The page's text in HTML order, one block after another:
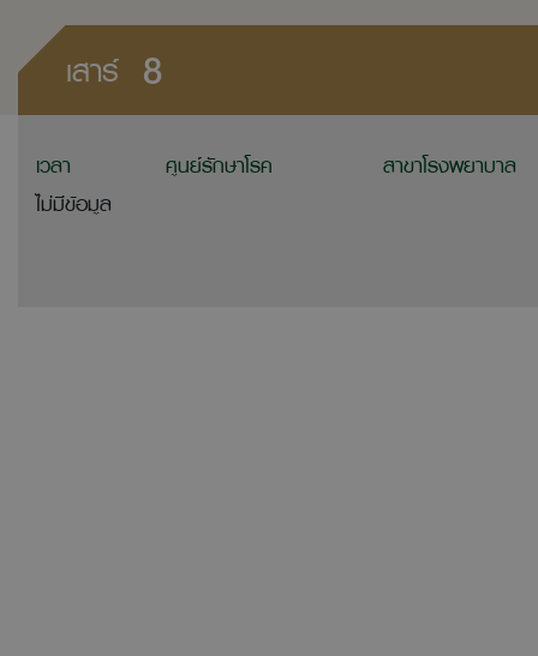
เสาร์ 8
เวลา ศูนย์รักษาโรค
สาขาโรงพยาบาล
ไม่มีข้อมูล